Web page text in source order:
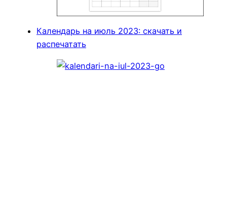
Календарь на июль 2023: скачать и
распечатать